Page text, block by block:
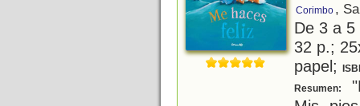
Corimbo ,
De 3 a
32 p.;
papel;
Resumen: